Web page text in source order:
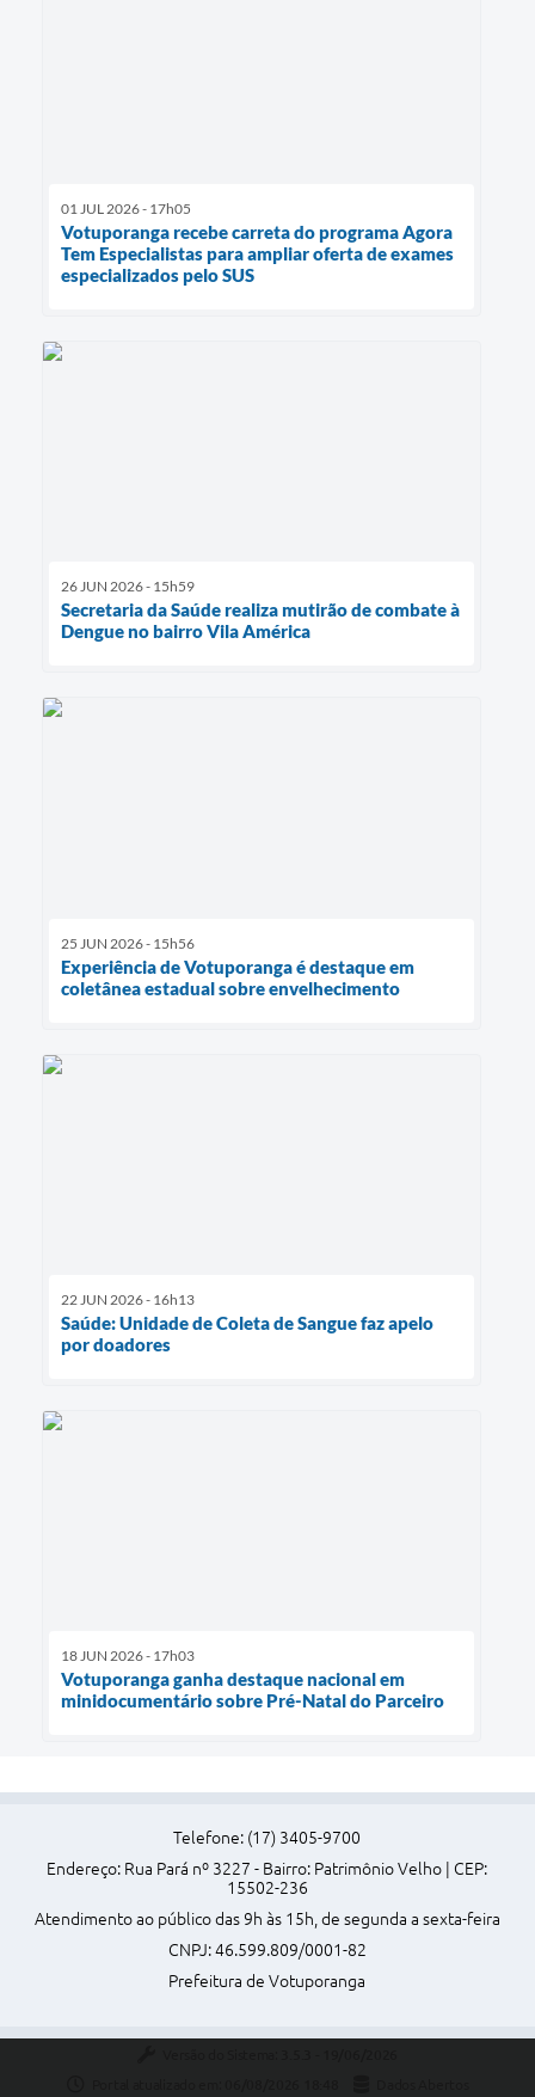
01 JUL 2026 - 17h05
Votuporanga recebe carreta do programa Agora
Tem Especialistas para ampliar oferta de exames
especializados pelo SUS
26 JUN 2026 - 15h59
Secretaria da Saúde realiza mutirão de combate à
Dengue no bairro Vila América
25 JUN 2026 - 15h56
Experiência de Votuporanga é destaque em
coletânea estadual sobre envelhecimento
22 JUN 2026 - 16h13
Saúde: Unidade de Coleta de Sangue faz apelo
por doadores
18 JUN 2026 - 17h03
Votuporanga ganha destaque nacional em
minidocumentário sobre Pré-Natal do Parceiro
Telefone: (17) 3405-9700
Endereço: Rua Pará nº 3227 - Bairro: Patrimônio Velho | CEP:
15502-236
Atendimento ao público das 9h às 15h, de segunda a sexta-feira
CNPJ: 46.599.809/0001-82
Prefeitura de Votuporanga